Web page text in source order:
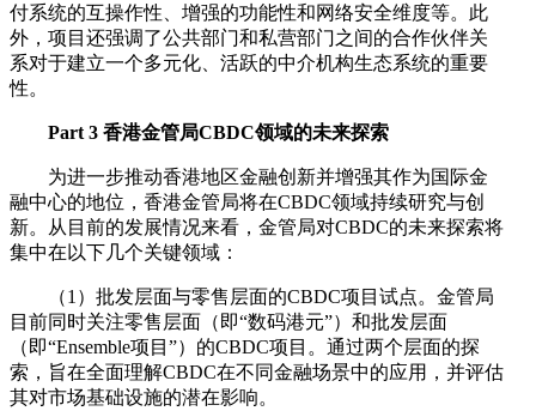
付系统的互操作性、增强的功能性和网络安全维度等。此
外，项目还强调了公共部门和私营部门之间的合作伙伴关
系对于建立一个多元化、活跃的中介机构生态系统的重要
性。
Part 3 香港金管局CBDC领域的未来探索
为进一步推动香港地区金融创新并增强其作为国际金
融中心的地位，香港金管局将在CBDC领域持续研究与创
新。从目前的发展情况来看，金管局对CBDC的未来探索将
集中在以下几个关键领域：
（1）批发层面与零售层面的CBDC项目试点。金管局
目前同时关注零售层面（即“数码港元”）和批发层面
（即“Ensemble项目”）的CBDC项目。通过两个层面的探
索，旨在全面理解CBDC在不同金融场景中的应用，并评估
其对市场基础设施的潜在影响。